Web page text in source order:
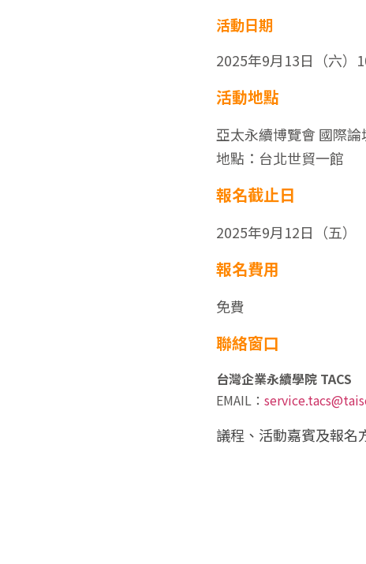
活動日期
2025年9月13日（六）
活動地點
亞太永續博覽會 國際論
地點：台北世貿一館
報名截止日
2025年9月12日（五）
報名費用
免費
聯絡窗口
台灣企業永續學院 TACS
EMAIL：
議程、活動嘉賓及報名